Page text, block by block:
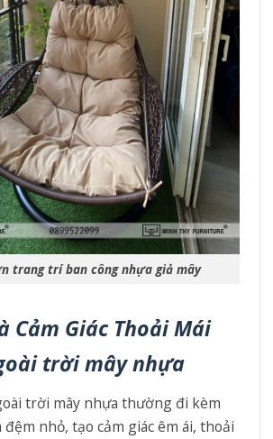
trang trí ban công nhựa giả mây
Cảm Giác Thoải Mái
trời mây nhựa
trời mây nhựa thường đi kèm
nhỏ, tạo cảm giác êm ái, thoải